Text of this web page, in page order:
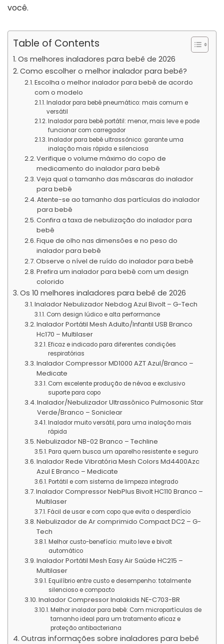
você.
Table of Contents
Os melhores inaladores para bebê de 2026
Como escolher o melhor inalador para bebê?
Escolha o melhor inalador para bebê de acordo
com o modelo
Inalador para bebê pneumático: mais comum e
versátil
Inalador para bebê portátil: menor, mais leve e pode
funcionar com carregador
Inalador para bebê ultrassônico: garante uma
inalação mais rápida e silenciosa
Verifique o volume máximo do copo de
medicamento do inalador para bebê
Veja qual o tamanho das máscaras do inalador
para bebê
Atente-se ao tamanho das partículas do inalador
para bebê
Confira a taxa de nebulização do inalador para
bebê
Fique de olho nas dimensões e no peso do
inalador para bebê
Observe o nível de ruído do inalador para bebê
Prefira um inalador para bebê com um design
colorido
Os 10 melhores inaladores para bebê de 2026
Inalador Nebulizador Nebdog Azul Bivolt – G-Tech
Com design lúdico e alta performance
Inalador Portátil Mesh Adulto/Infantil USB Branco
Hc170 – Multilaser
Eficaz e indicado para diferentes condições
respiratórias
Inalador Compressor MD1000 AZT Azul/Branco –
Medicate
Com excelente produção de névoa e exclusivo
suporte para copo
Inalador/Nebulizador Ultrassônico Pulmosonic Star
Verde/Branco – Soniclear
Inalador muito versátil, para uma inalação mais
rápida
Nebulizador NB-02 Branco – Techline
Para quem busca um aparelho resistente e seguro
Inalador Rede Vibratória Mesh Colors Md4400Azc
Azul E Branco – Medicate
Portátil e com sistema de limpeza integrado
Inalador Compressor NebPlus Bivolt HC110 Branco –
Multilaser
Fácil de usar e com copo que evita o desperdício
Nebulizador de Ar comprimido Compact DC2 – G-
Tech
Melhor custo-benefício: muito leve e bivolt
automático
Inalador Portátil Mesh Easy Air Saúde HC215 –
Multilaser
Equilíbrio entre custo e desempenho: totalmente
silencioso e compacto
Inalador Compressor Inalakids NE-C703-BR
Melhor inalador para bebê: Com micropartículas de
tamanho ideal para um tratamento eficaz e
proteção antibacteriana
Outras informações sobre inaladores para bebê